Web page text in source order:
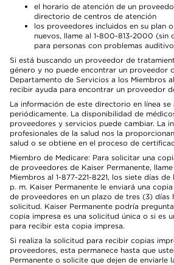
el horario de atención de un
directorio de centros de atención
los proveedores incluidos en su plan
nuevos, llame al 1-800-813-2000 (sin
para personas con problemas
Si está buscando un proveedor de
género y no puede encontrar un proveedor
Departamento de Servicios a los Miembros
recibir ayuda para encontrar un proveedor
La información de este directorio en línea se
periódicamente. La disponibilidad de
proveedores y servicios puede cambiar. La
profesionales de la salud nos la
salud o se obtiene en el proceso de
Miembro de Medicare: Para solicitar una
de proveedores de Kaiser Permanente,
Miembros al 1-877-221-8221, los siete días
p. m. Kaiser Permanente le enviará una
de proveedores en un plazo de tres (3) días
solicitud. Kaiser Permanente podría
copia impresa es una solicitud única o si es
para recibir esta copia impresa.
Si realiza la solicitud para recibir copias
proveedores, esta permanece hasta que
Permanente o solicite que dejen de enviarle